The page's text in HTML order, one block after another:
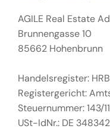
AGILE Real Estate
Brunnengasse 10
85662 Hohenbrunn
Handelsregister:
Registergericht:
Steuernummer: 143/
USt-IdNr.: DE